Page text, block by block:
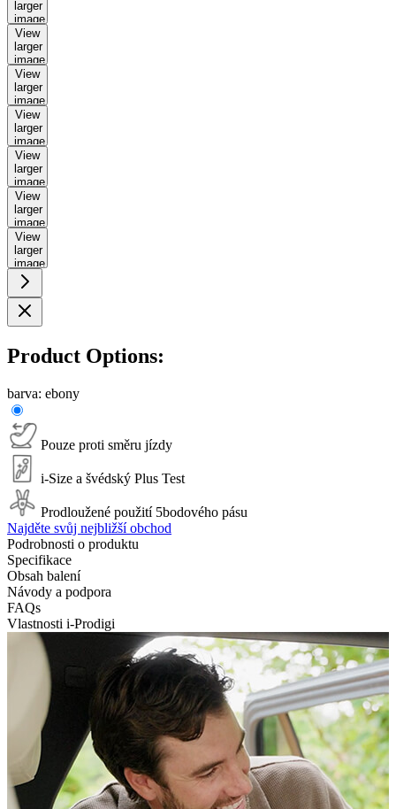
larger
image
View
larger
image
View
larger
image
View
larger
image
View
larger
image
View
larger
image
View
larger
image
Product Options:
barva: ebony
Pouze proti směru jízdy
i-Size a švédský Plus Test
Prodloužené použití 5bodového pásu
Najděte svůj nejbližší obchod
Podrobnosti o produktu
Specifikace
Obsah balení
Návody a podpora
FAQs
Vlastnosti i-Prodigi